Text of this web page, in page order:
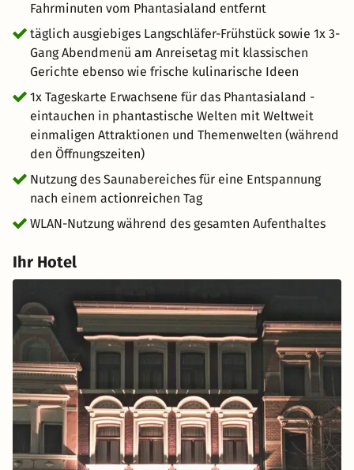
Fahrminuten vom Phantasialand entfernt
täglich ausgiebiges Langschläfer-Frühstück sowie 1x 3-
Gang Abendmenü am Anreisetag mit klassischen
Gerichte ebenso wie frische kulinarische Ideen
1x Tageskarte Erwachsene für das Phantasialand -
eintauchen in phantastische Welten mit Weltweit
einmaligen Attraktionen und Themenwelten (während
den Öffnungszeiten)
Nutzung des Saunabereiches für eine Entspannung
nach einem actionreichen Tag
WLAN-Nutzung während des gesamten Aufenthaltes
Ihr Hotel